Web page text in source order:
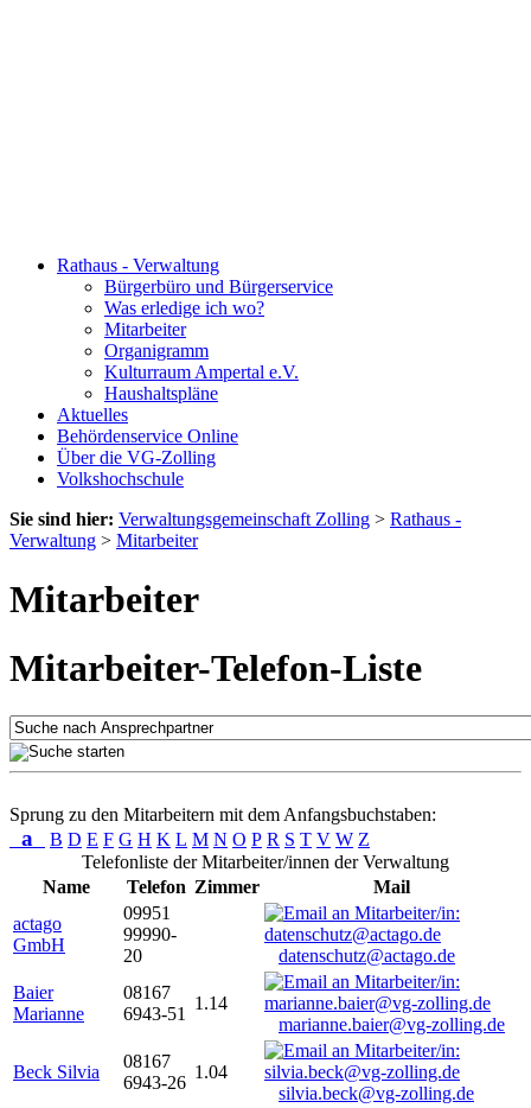
Rathaus - Verwaltung
Bürgerbüro und Bürgerservice
Was erledige ich wo?
Mitarbeiter
Organigramm
Kulturraum Ampertal e.V.
Haushaltspläne
Aktuelles
Behördenservice Online
Über die VG-Zolling
Volkshochschule
Sie sind hier: Verwaltungsgemeinschaft Zolling > Rathaus -
Verwaltung > Mitarbeiter
Mitarbeiter
Mitarbeiter-Telefon-Liste
Sprung zu den Mitarbeitern mit dem Anfangsbuchstaben:
a B D E F G H K L M N O P R S T V W Z
Telefonliste der Mitarbeiter/innen der Verwaltung
Name
Telefon Zimmer
Mail
actago
GmbH
09951
99990-
20
datenschutz@actago.de
Baier
Marianne
08167
6943-51
1.14
marianne.baier@vg-zolling.de
Beck Silvia
08167
6943-26
1.04
silvia.beck@vg-zolling.de